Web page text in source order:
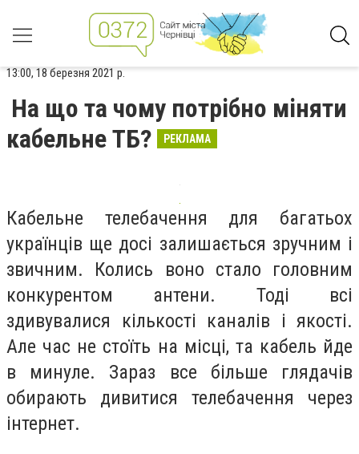
13:00, 18 березня 2021 р.
На що та чому потрібно міняти
кабельне ТБ?
РЕКЛАМА
Кабельне телебачення для багатьох
українців ще досі залишається зручним і
звичним. Колись воно стало головним
конкурентом антени. Тоді всі
здивувалися кількості каналів і якості.
Але час не стоїть на місці, та кабель йде
в минуле. Зараз все більше глядачів
обирають дивитися телебачення через
інтернет.